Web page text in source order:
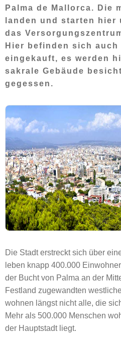
Palma de Mallorca. Die
landen und starten hier
das
Hier befinden sich auch
eingekauft, es werden
sakrale Gebäude
gegessen.
Die Stadt erstreckt sich über
leben knapp 400.000
der Bucht von Palma an der
Festland zugewandten
wohnen längst nicht alle, die
Mehr als 500.000 Menschen
der Hauptstadt liegt.